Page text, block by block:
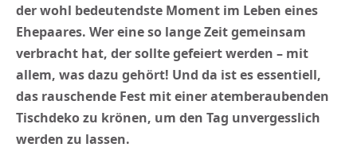
der wohl bedeutendste Moment im Leben eines
Ehepaares. Wer eine so lange Zeit gemeinsam
verbracht hat, der sollte gefeiert werden – mit
allem, was dazu gehört! Und da ist es essentiell,
das rauschende Fest mit einer atemberaubenden
Tischdeko zu krönen, um den Tag unvergesslich
werden zu lassen.